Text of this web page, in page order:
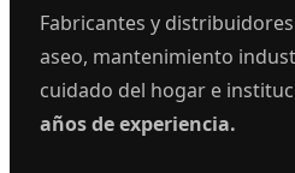
Fabricantes y
aseo, mantenimiento
cuidado del hogar e
años de experiencia.